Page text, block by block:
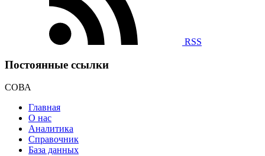
RSS
Постоянные ссылки
СОВА
Главная
О нас
Аналитика
Справочник
База данных